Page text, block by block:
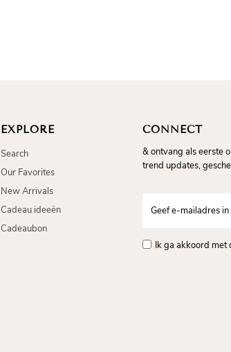
EXPLORE
Search
Our Favorites
New Arrivals
Cadeau ideeën
Cadeaubon
CONNECT
& ontvang als eerste
trend updates,
Ik ga akkoord met